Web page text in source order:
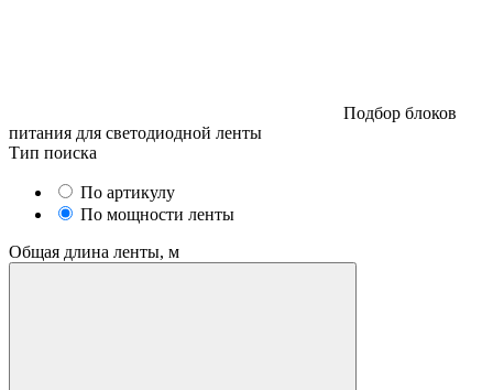
Подбор блоков
питания для светодиодной ленты
Тип поиска
По артикулу
По мощности ленты
Общая длина ленты, м